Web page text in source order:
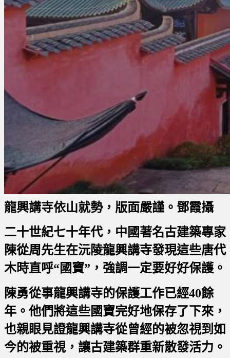
龍興講寺依山就勢，版面嚴謹。鄧霞攝
二十世紀七十年代，中國著名古建築專家
陳從周先生在沅陵龍興講寺發現這些唐代
木時直呼“國寶”，強調一定要好好保護。
陳勇從事龍興講寺的保護工作已經40餘
年。他們將這些國寶完好地保存了下來，
也親眼見證龍興講寺從曾經的被忽視到如
今的被重視，讓古建築群重新散發活力。